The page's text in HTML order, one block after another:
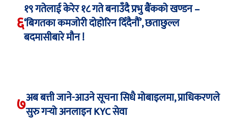
६
१९ गतेलाई केरेर १८ गते बनाउँदै प्रभु बैंकको खण्डन –
‘बिगतका कमजोरी दोहोरिन दिँदैनौं’, छताछुल्ल
बदमासीबारे मौन !
७अब बत्ती जाने-आउने सूचना सिधै मोबाइलमा, प्राधिकरणले
सुरु गर्‍यो अनलाइन KYC सेवा